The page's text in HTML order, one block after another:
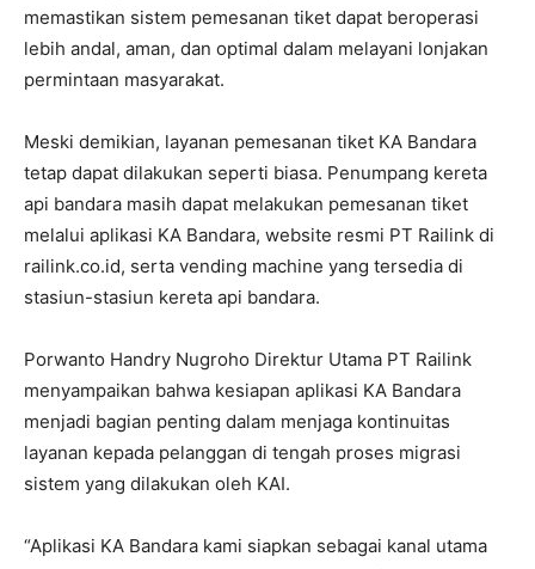
memastikan sistem pemesanan tiket dapat beroperasi
lebih andal, aman, dan optimal dalam melayani lonjakan
permintaan masyarakat.
Meski demikian, layanan pemesanan tiket KA Bandara
tetap dapat dilakukan seperti biasa. Penumpang kereta
api bandara masih dapat melakukan pemesanan tiket
melalui aplikasi KA Bandara, website resmi PT Railink di
railink.co.id, serta vending machine yang tersedia di
stasiun-stasiun kereta api bandara.
Porwanto Handry Nugroho Direktur Utama PT Railink
menyampaikan bahwa kesiapan aplikasi KA Bandara
menjadi bagian penting dalam menjaga kontinuitas
layanan kepada pelanggan di tengah proses migrasi
sistem yang dilakukan oleh KAI.
“Aplikasi KA Bandara kami siapkan sebagai kanal utama